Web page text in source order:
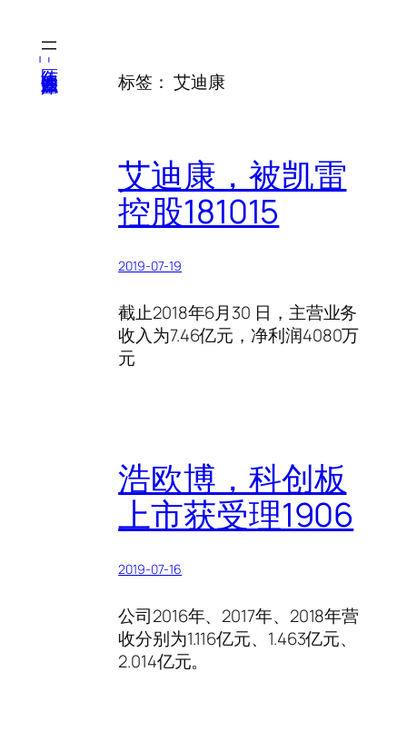
标签： 艾迪康
艾迪康，被凯雷
控股181015
2019-07-19
截止2018年6月30 日，主营业务
收入为7.46亿元，净利润4080万
元
浩欧博，科创板
上市获受理1906
2019-07-16
公司2016年、2017年、2018年营
收分别为1.116亿元、1.463亿元、
2.014亿元。